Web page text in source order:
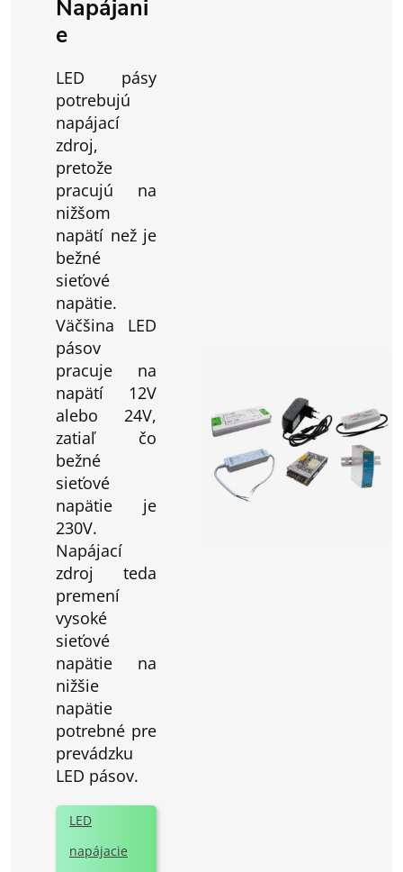
Napájani
e
LED pásy
potrebujú
napájací
zdroj,
pretože
pracujú na
nižšom
napätí než je
bežné
sieťové
napätie.
Väčšina LED
pásov
pracuje na
napätí 12V
alebo 24V,
zatiaľ čo
bežné
sieťové
napätie je
230V.
Napájací
zdroj teda
premení
vysoké
sieťové
napätie na
nižšie
napätie
potrebné pre
prevádzku
LED pásov.
LED
napájacie